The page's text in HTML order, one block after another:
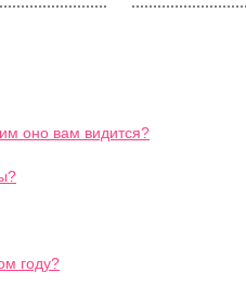
оно вам видится?
году?